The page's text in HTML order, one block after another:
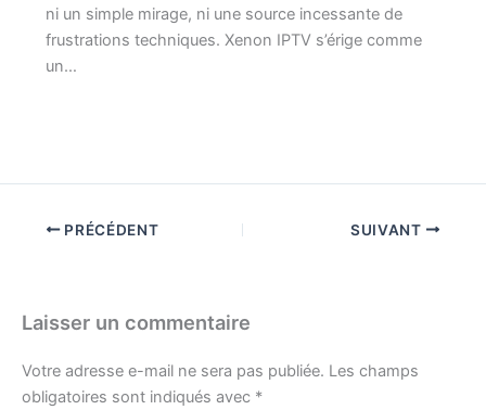
ni un simple mirage, ni une source incessante de
frustrations techniques. Xenon IPTV s’érige comme
un…
PRÉCÉDENT SUIVANT
Laisser un commentaire
Votre adresse e-mail ne sera pas publiée. Les champs
obligatoires sont indiqués avec *